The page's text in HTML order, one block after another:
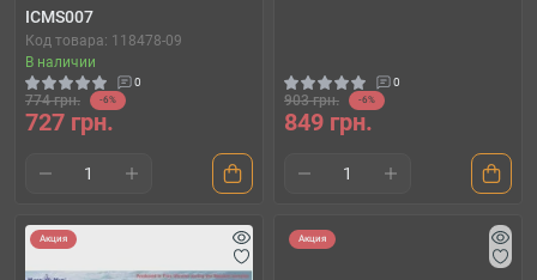
ICMS007
Код товара: 118478-09
В наличии
0
774 грн. -6%
727 грн.
0
903 грн. -6%
849 грн.
Акция Акция